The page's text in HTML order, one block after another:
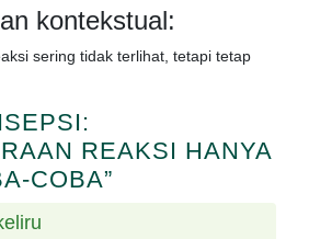
kontekstual:
sering tidak terlihat, tetapi tetap
REAKSI HANYA
COBA”